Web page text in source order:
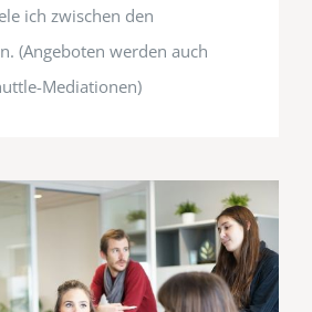
ich zwischen den
(Angeboten werden auch
Mediationen)